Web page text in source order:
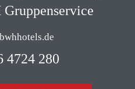
4724 280